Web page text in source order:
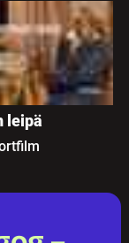
leipä